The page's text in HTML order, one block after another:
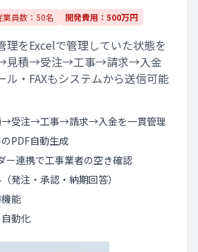
業員数：50名 開発費用：500万円
理をExcelで管理していた状態を
見積→受注→工事→請求→入金
ル・FAXもシステムから送信可能
受注→工事→請求→入金を一貫管理
PDF自動生成
ー連携で工事業者の空き確認
発注・承認・納期回答）
能
動化